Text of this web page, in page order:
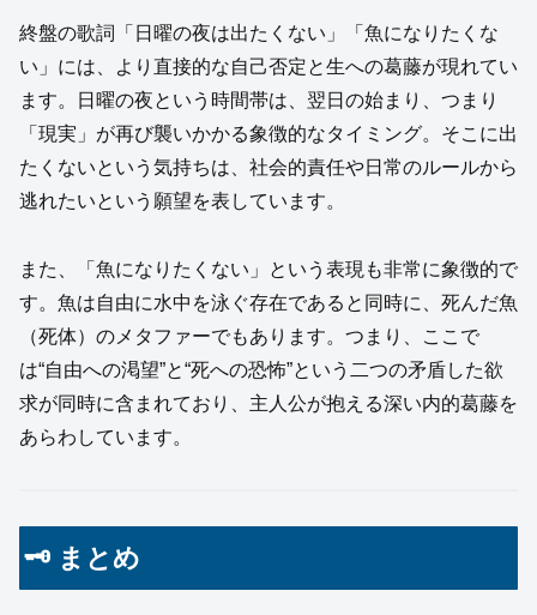
終盤の歌詞「日曜の夜は出たくない」「魚になりたくな
い」には、より直接的な自己否定と生への葛藤が現れてい
ます。日曜の夜という時間帯は、翌日の始まり、つまり
「現実」が再び襲いかかる象徴的なタイミング。そこに出
たくないという気持ちは、社会的責任や日常のルールから
逃れたいという願望を表しています。
また、「魚になりたくない」という表現も非常に象徴的で
す。魚は自由に水中を泳ぐ存在であると同時に、死んだ魚
（死体）のメタファーでもあります。つまり、ここで
は“自由への渇望”と“死への恐怖”という二つの矛盾した欲
求が同時に含まれており、主人公が抱える深い内的葛藤を
あらわしています。
🗝 まとめ